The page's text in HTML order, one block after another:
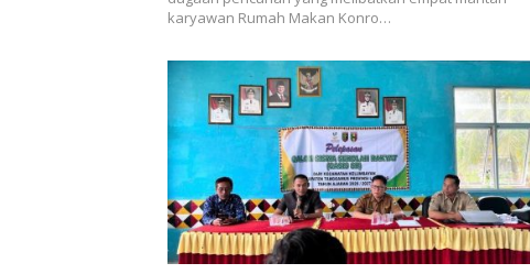
karyawan Rumah Makan Konro…